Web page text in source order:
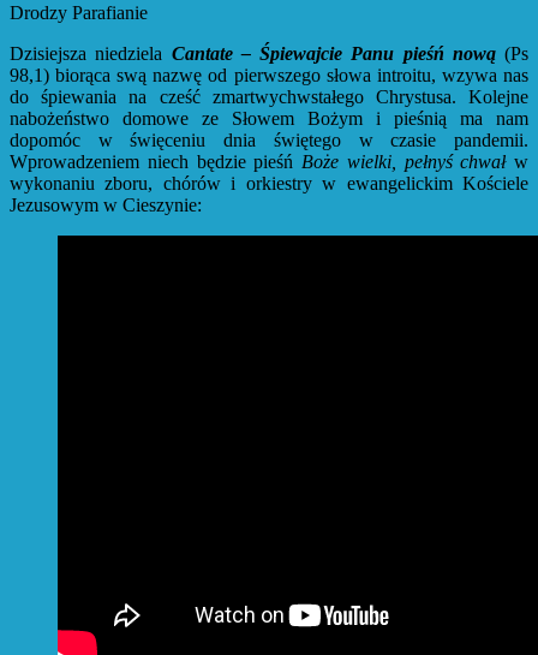
Drodzy Parafianie
Dzisiejsza niedziela Cantate – Śpiewajcie Panu pieśń nową (Ps
98,1) biorąca swą nazwę od pierwszego słowa introitu, wzywa nas
do śpiewania na cześć zmartwychwstałego Chrystusa. Kolejne
nabożeństwo domowe ze Słowem Bożym i pieśnią ma nam
dopomóc w święceniu dnia świętego w czasie pandemii.
Wprowadzeniem niech będzie pieśń Boże wielki, pełnyś chwałw
wykonaniu zboru, chórów i orkiestry w ewangelickim Kościele
Jezusowym w Cieszynie: